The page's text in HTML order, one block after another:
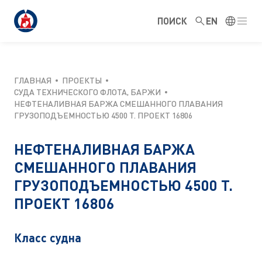
ПОИСК EN
ГЛАВНАЯ
ПРОЕКТЫ
СУДА ТЕХНИЧЕСКОГО ФЛОТА, БАРЖИ
НЕФТЕНАЛИВНАЯ БАРЖА СМЕШАННОГО ПЛАВАНИЯ
ГРУЗОПОДЪЕМНОСТЬЮ 4500 Т. ПРОЕКТ 16806
НЕФТЕНАЛИВНАЯ БАРЖА
СМЕШАННОГО ПЛАВАНИЯ
ГРУЗОПОДЪЕМНОСТЬЮ 4500 Т.
ПРОЕКТ 16806
Класс судна